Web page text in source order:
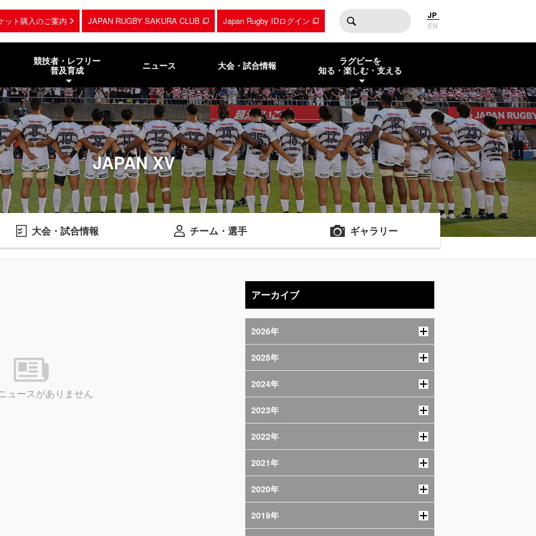
ット購入のご案内 JAPAN RUGBY SAKURA CLUB Japan Rugby IDログイン
JP
EN
競技者・レフリー
普及育成
ニュース 大会・試合情報
ラグビーを
知る・楽しむ・支える
JAPAN XV
大会・試合情報 チーム・選手 ギャラリー
ュースがありません
アーカイブ
2026年
2025年
2024年
2023年
2022年
2021年
2020年
2019年